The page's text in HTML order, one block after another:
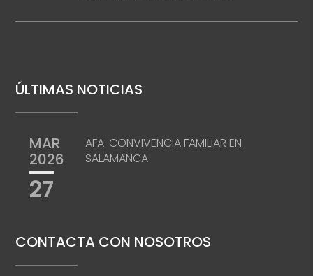
ÚLTIMAS NOTICIAS
MAR
2026
27
AFA: CONVIVENCIA FAMILIAR EN
SALAMANCA
CONTACTA CON NOSOTROS